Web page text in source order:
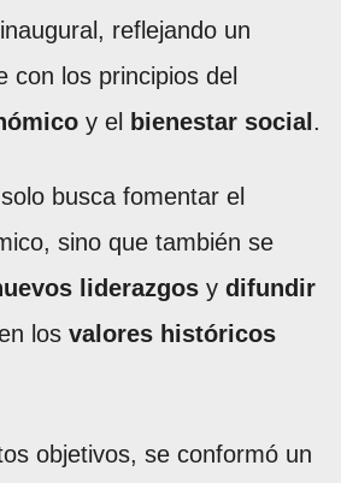
reflejando un
con los principios del
y el bienestar social .
busca fomentar el
sino que también se
liderazgos y difundir
los valores históricos
objetivos, se conformó un